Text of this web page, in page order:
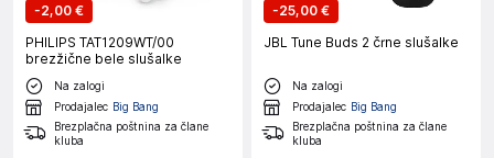
-2,00 €
PHILIPS TAT1209WT/00
brezžične bele slušalke
Na zalogi
Prodajalec Big Bang
Brezplačna poštnina za člane
kluba
-25,00 €
JBL Tune Buds 2 črne slušalke
Na zalogi
Prodajalec Big Bang
Brezplačna poštnina za člane
kluba